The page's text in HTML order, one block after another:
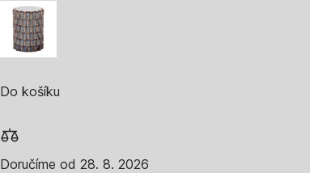
Do košíku
Doručíme od 28. 8. 2026